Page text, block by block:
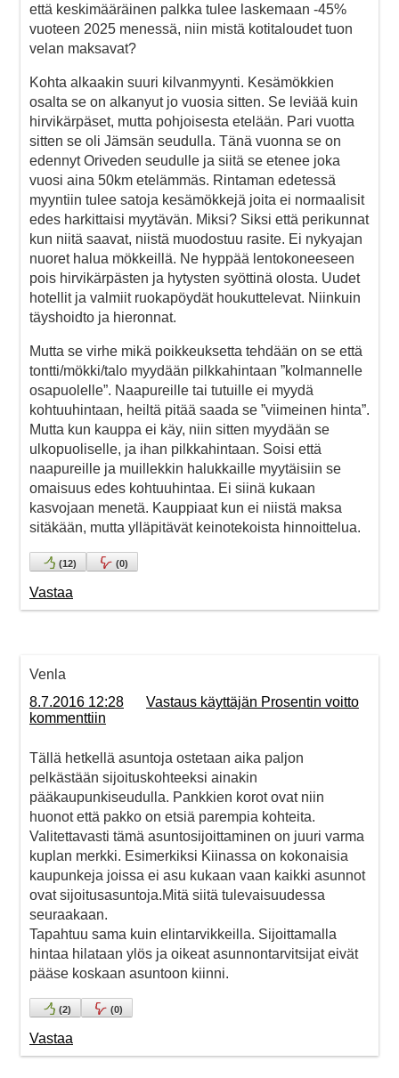
että keskimääräinen palkka tulee laskemaan -45%
vuoteen 2025 menessä, niin mistä kotitaloudet tuon
velan maksavat?
Kohta alkaakin suuri kilvanmyynti. Kesämökkien
osalta se on alkanyut jo vuosia sitten. Se leviää kuin
hirvikärpäset, mutta pohjoisesta etelään. Pari vuotta
sitten se oli Jämsän seudulla. Tänä vuonna se on
edennyt Oriveden seudulle ja siitä se etenee joka
vuosi aina 50km etelämmäs. Rintaman edetessä
myyntiin tulee satoja kesämökkejä joita ei normaalisit
edes harkittaisi myytävän. Miksi? Siksi että perikunnat
kun niitä saavat, niistä muodostuu rasite. Ei nykyajan
nuoret halua mökkeillä. Ne hyppää lentokoneeseen
pois hirvikärpästen ja hytysten syöttinä olosta. Uudet
hotellit ja valmiit ruokapöydät houkuttelevat. Niinkuin
täyshoidto ja hieronnat.
Mutta se virhe mikä poikkeuksetta tehdään on se että
tontti/mökki/talo myydään pilkkahintaan ”kolmannelle
osapuolelle”. Naapureille tai tutuille ei myydä
kohtuuhintaan, heiltä pitää saada se ”viimeinen hinta”.
Mutta kun kauppa ei käy, niin sitten myydään se
ulkopuoliselle, ja ihan pilkkahintaan. Soisi että
naapureille ja muillekkin halukkaille myytäisiin se
omaisuus edes kohtuuhintaa. Ei siinä kukaan
kasvojaan menetä. Kauppiaat kun ei niistä maksa
sitäkään, mutta ylläpitävät keinotekoista hinnoittelua.
(12) (0)
Vastaa
Venla
8.7.2016 12:28
Vastaus käyttäjän Prosentin voitto
kommenttiin
Tällä hetkellä asuntoja ostetaan aika paljon
pelkästään sijoituskohteeksi ainakin
pääkaupunkiseudulla. Pankkien korot ovat niin
huonot että pakko on etsiä parempia kohteita.
Valitettavasti tämä asuntosijoittaminen on juuri varma
kuplan merkki. Esimerkiksi Kiinassa on kokonaisia
kaupunkeja joissa ei asu kukaan vaan kaikki asunnot
ovat sijoitusasuntoja.Mitä siitä tulevaisuudessa
seuraakaan.
Tapahtuu sama kuin elintarvikkeilla. Sijoittamalla
hintaa hilataan ylös ja oikeat asunnontarvitsijat eivät
pääse koskaan asuntoon kiinni.
(2) (0)
Vastaa